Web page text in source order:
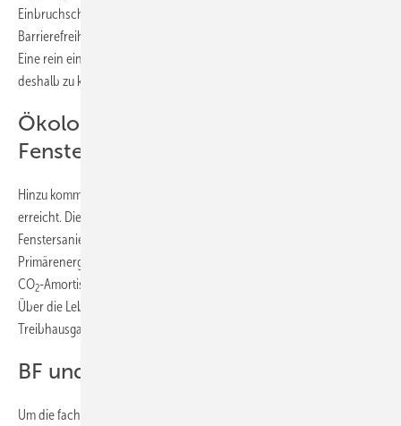
Einbruchschutz, sommerlichen Wärmeschutz, gegebenenfalls
Barrierefreiheit sowie Werterhalt und Vermietbarkeit des Gebäudes.
Eine rein eindimensionale Betrachtung über die Heizkosten greift
deshalb zu kurz.
Ökologische Vorteile moderner
Fenster
Hinzu kommt: Die ökologische Amortisation wird deutlich früher
erreicht. Die aktuelle ift-Studie zur Energie- und CO
Fenstersanierung weist für moderne Fenster je nach Energieträger
Primärenergie-Amortisationszeiten von etwa 2 bis 11 Jahren und
CO2-Amortisationszeiten von in vielen Fällen etwa 1 bis 5 Jahren aus.
Über die Lebensdauer ergibt sich damit eine klar positive Energie- und
Treibhausgasbilanz.
BF und VFF aktualisieren Studie
Um die fachliche Grundlage weiter zu stärken, arbeiten der